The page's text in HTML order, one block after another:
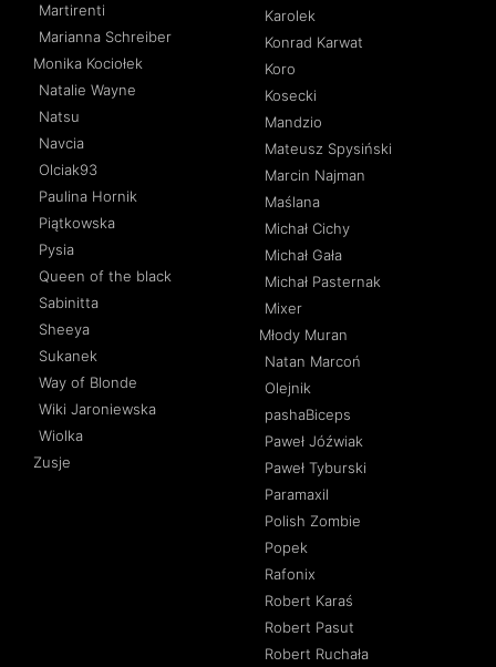
Martirenti
Marianna Schreiber
Monika Kociołek
Natalie Wayne
Natsu
Navcia
Olciak93
Paulina Hornik
Piątkowska
Pysia
Queen of the black
Sabinitta
Sheeya
Sukanek
Way of Blonde
Wiki Jaroniewska
Wiolka
Zusje
Karolek
Konrad Karwat
Koro
Kosecki
Mandzio
Mateusz Spysiński
Marcin Najman
Maślana
Michał Cichy
Michał Gała
Michał Pasternak
Mixer
Młody Muran
Natan Marcoń
Olejnik
pashaBiceps
Paweł Jóźwiak
Paweł Tyburski
Paramaxil
Polish Zombie
Popek
Rafonix
Robert Karaś
Robert Pasut
Robert Ruchała